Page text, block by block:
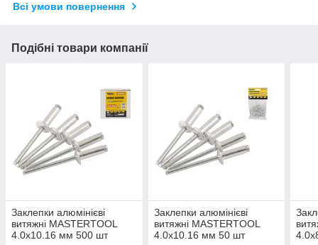
Всі умови повернення
Подібні товари компанії
Заклепки алюмінієві
витяжні MASTERTOOL
4.0х10.16 мм 500 шт
Заклепки алюмінієві
витяжні MASTERTOOL
4.0х10.16 мм 50 шт